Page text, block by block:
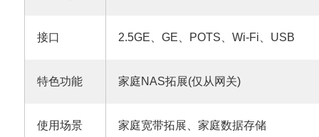
接口 2.5GE、GE、POTS、Wi-Fi、USB
特色功能 家庭NAS拓展(仅从网关)
使用场景 家庭宽带拓展、家庭数据存储